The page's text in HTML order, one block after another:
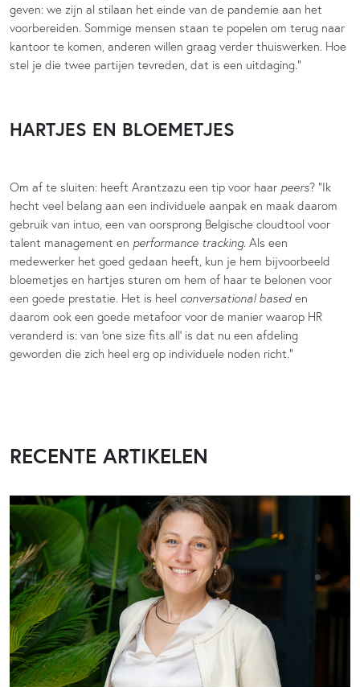
geven: we zijn al stilaan het einde van de pandemie aan het
voorbereiden. Sommige mensen staan te popelen om terug naar
kantoor te komen, anderen willen graag verder thuiswerken. Hoe
stel je die twee partijen tevreden, dat is een uitdaging.”
HARTJES EN BLOEMETJES
Om af te sluiten: heeft Arantzazu een tip voor haar peers? “Ik
hecht veel belang aan een individuele aanpak en maak daarom
gebruik van intuo, een van oorsprong Belgische cloudtool voor
talent management en performance tracking. Als een
medewerker het goed gedaan heeft, kun je hem bijvoorbeeld
bloemetjes en hartjes sturen om hem of haar te belonen voor
een goede prestatie. Het is heel conversational based en
daarom ook een goede metafoor voor de manier waarop HR
veranderd is: van ‘one size fits all’ is dat nu een afdeling
geworden die zich heel erg op individuele noden richt.”
RECENTE ARTIKELEN